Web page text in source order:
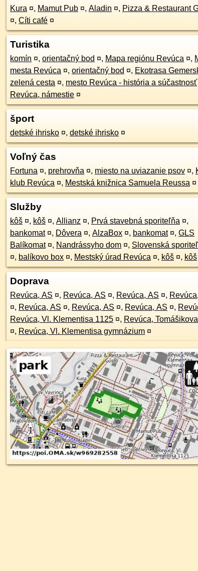
Kura ¤, Mamut Pub ¤, Aladin ¤, Pizza & Restaurant
¤, Cíti café ¤
Turistika
komín ¤, orientačný bod ¤, Mapa regiónu Revúca ¤,
mesta Revúca ¤, orientačný bod ¤, Ekotrasa
zelená cesta ¤, mesto Revúca - história a súčastnosť
Revúca, námestie ¤
šport
detské ihrisko ¤, detské ihrisko ¤
Voľný čas
Fortuna ¤, prehrovňa ¤, miesto na uviazanie psov ¤,
klub Revúca ¤, Mestská knižnica Samuela Reussa ¤
Služby
kôš ¤, kôš ¤, Allianz ¤, Prvá stavebná sporiteľňa ¤,
bankomat ¤, Dôvera ¤, AlzaBox ¤, bankomat ¤, GLS
Balíkomat ¤, Nandrássyho dom ¤, Slovenská
¤, balíkovo box ¤, Mestský úrad Revúca ¤, kôš ¤, kôš
Doprava
Revúca, AS ¤, Revúca, AS ¤, Revúca, AS ¤,
¤, Revúca, AS ¤, Revúca, AS ¤, Revúca, AS ¤,
Revúca, Vl. Klementisa 1125 ¤, Revúca,
¤, Revúca, Vl. Klementisa gymnázium ¤